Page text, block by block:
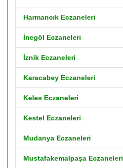
Harmancık Eczaneleri
İnegöl Eczaneleri
İznik Eczaneleri
Karacabey Eczaneleri
Keles Eczaneleri
Kestel Eczaneleri
Mudanya Eczaneleri
Mustafakemalpaşa Eczaneleri